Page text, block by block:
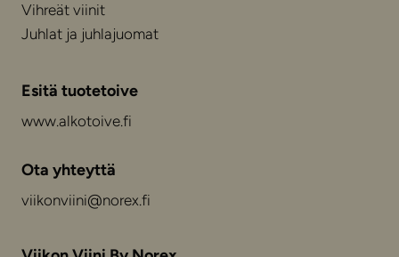
Vihreät viinit
Juhlat ja juhlajuomat
Esitä tuotetoive
www.alkotoive.fi
Ota yhteyttä
viikonviini@norex.fi